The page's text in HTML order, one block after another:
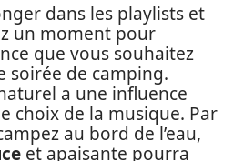
dans les playlists et
un moment pour
que vous souhaitez
soirée de camping.
a une influence
choix de la musique. Par
au bord de l’eau,
et apaisante pourra